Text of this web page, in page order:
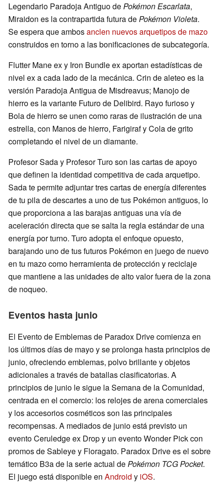
Legendario Paradoja Antiguo dePokémon Escarlata,
Miraidon es la contrapartida futura dePokémon Violeta.
Se espera que ambosanclen nuevos arquetipos de mazo
construidos en torno a las bonificaciones de subcategoría.
Flutter Mane ex y Iron Bundle ex aportan estadísticas de
nivel ex a cada lado de la mecánica. Crin de aleteo es la
versión Paradoja Antigua de Misdreavus; Manojo de
hierro es la variante Futuro de Delibird. Rayo furioso y
Bola de hierro se unen como raras de ilustración de una
estrella, con Manos de hierro, Farigiraf y Cola de grito
completando el nivel de un diamante.
Profesor Sada y Profesor Turo son las cartas de apoyo
que definen la identidad competitiva de cada arquetipo.
Sada te permite adjuntar tres cartas de energía diferentes
de tu pila de descartes a uno de tus Pokémon antiguos, lo
que proporciona a las barajas antiguas una vía de
aceleración directa que se salta la regla estándar de una
energía por turno. Turo adopta el enfoque opuesto,
barajando uno de tus futuros Pokémon en juego de nuevo
en tu mazo como herramienta de protección y reciclaje
que mantiene a las unidades de alto valor fuera de la zona
de noqueo.
Eventos hasta junio
El Evento de Emblemas de Paradox Drive comienza en
los últimos días de mayo y se prolonga hasta principios de
junio, ofreciendo emblemas, polvo brillante y objetos
adicionales a través de batallas clasificatorias. A
principios de junio le sigue la Semana de la Comunidad,
centrada en el comercio: los relojes de arena comerciales
y los accesorios cosméticos son las principales
recompensas. A mediados de junio está previsto un
evento Ceruledge ex Drop y un evento Wonder Pick con
promos de Sableye y Floragato. Paradox Drive es el sobre
temático B3a de la serie actual dePokémon TCG Pocket.
El juego está disponible en Android y iOS.